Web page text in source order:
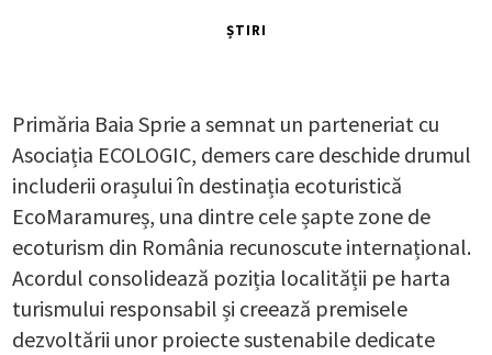
ȘTIRI
Primăria Baia Sprie a semnat un parteneriat cu
Asociația ECOLOGIC, demers care deschide drumul
includerii orașului în destinația ecoturistică
EcoMaramureș, una dintre cele șapte zone de
ecoturism din România recunoscute internațional.
Acordul consolidează poziția localității pe harta
turismului responsabil și creează premisele
dezvoltării unor proiecte sustenabile dedicate